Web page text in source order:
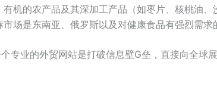
机的农产品及其深加工产品（如枣片、核桃油
场是东南亚、俄罗斯以及对健康食品有强烈需求
专业的外贸网站是打破信息壁G垒，直接向全球